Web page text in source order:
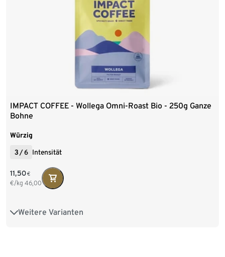
IMPACT COFFEE - Wollega Omni-Roast Bio - 250g Ganze
Bohne
Würzig
3/6 Intensität
11,50€
€/kg 46,00
Weitere Varianten
250 g Ganze Bohne